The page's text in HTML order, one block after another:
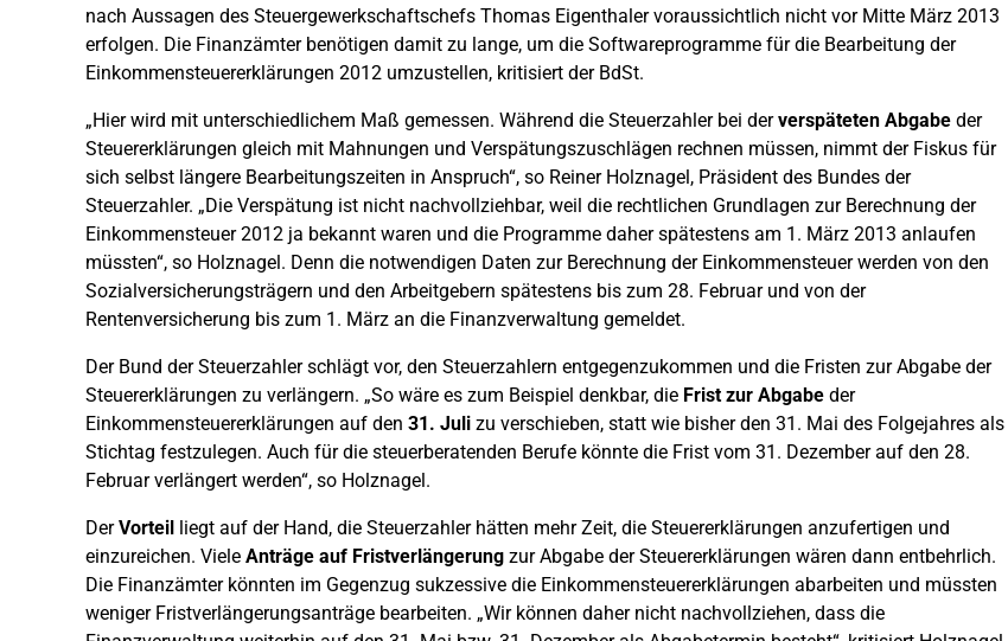
nach Aussagen des Steuergewerkschaftschefs Thomas Eigenthaler voraussichtlich nicht vor Mitte März 2013
erfolgen. Die Finanzämter benötigen damit zu lange, um die Softwareprogramme für die Bearbeitung der
Einkommensteuererklärungen 2012 umzustellen, kritisiert der BdSt.
„Hier wird mit unterschiedlichem Maß gemessen. Während die Steuerzahler bei derverspäteten Abgabe der
Steuererklärungen gleich mit Mahnungen und Verspätungszuschlägen rechnen müssen, nimmt der Fiskus für
sich selbst längere Bearbeitungszeiten in Anspruch“, so Reiner Holznagel, Präsident des Bundes der
Steuerzahler. „Die Verspätung ist nicht nachvollziehbar, weil die rechtlichen Grundlagen zur Berechnung der
Einkommensteuer 2012 ja bekannt waren und die Programme daher spätestens am 1. März 2013 anlaufen
müssten“, so Holznagel. Denn die notwendigen Daten zur Berechnung der Einkommensteuer werden von den
Sozialversicherungsträgern und den Arbeitgebern spätestens bis zum 28. Februar und von der
Rentenversicherung bis zum 1. März an die Finanzverwaltung gemeldet.
Der Bund der Steuerzahler schlägt vor, den Steuerzahlern entgegenzukommen und die Fristen zur Abgabe der
Steuererklärungen zu verlängern. „So wäre es zum Beispiel denkbar, die Frist zur Abgabe der
Einkommensteuererklärungen auf den 31. Juli zu verschieben, statt wie bisher den 31. Mai des Folgejahres als
Stichtag festzulegen. Auch für die steuerberatenden Berufe könnte die Frist vom 31. Dezember auf den 28.
Februar verlängert werden“, so Holznagel.
DerVorteil liegt auf der Hand, die Steuerzahler hätten mehr Zeit, die Steuererklärungen anzufertigen und
einzureichen. Viele Anträge auf Fristverlängerung zur Abgabe der Steuererklärungen wären dann entbehrlich.
Die Finanzämter könnten im Gegenzug sukzessive die Einkommensteuererklärungen abarbeiten und müssten
weniger Fristverlängerungsanträge bearbeiten. „Wir können daher nicht nachvollziehen, dass die